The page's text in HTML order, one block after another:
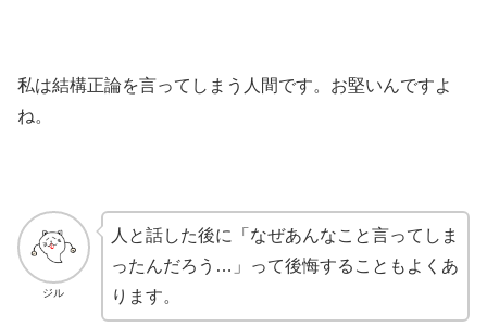
私は結構正論を言ってしまう人間です。お堅いんですよ
ね。
ジル
人と話した後に「なぜあんなこと言ってしま
ったんだろう…」って後悔することもよくあ
ります。